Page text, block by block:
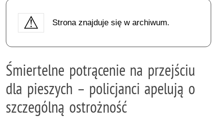
Strona znajduje się w archiwum.
Śmiertelne potrącenie na przejściu
dla pieszych – policjanci apelują o
szczególną ostrożność